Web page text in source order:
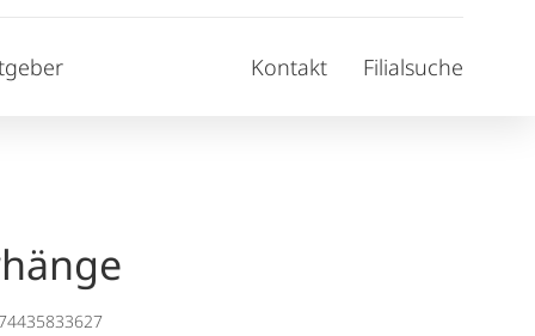
Kontakt Filialsuche